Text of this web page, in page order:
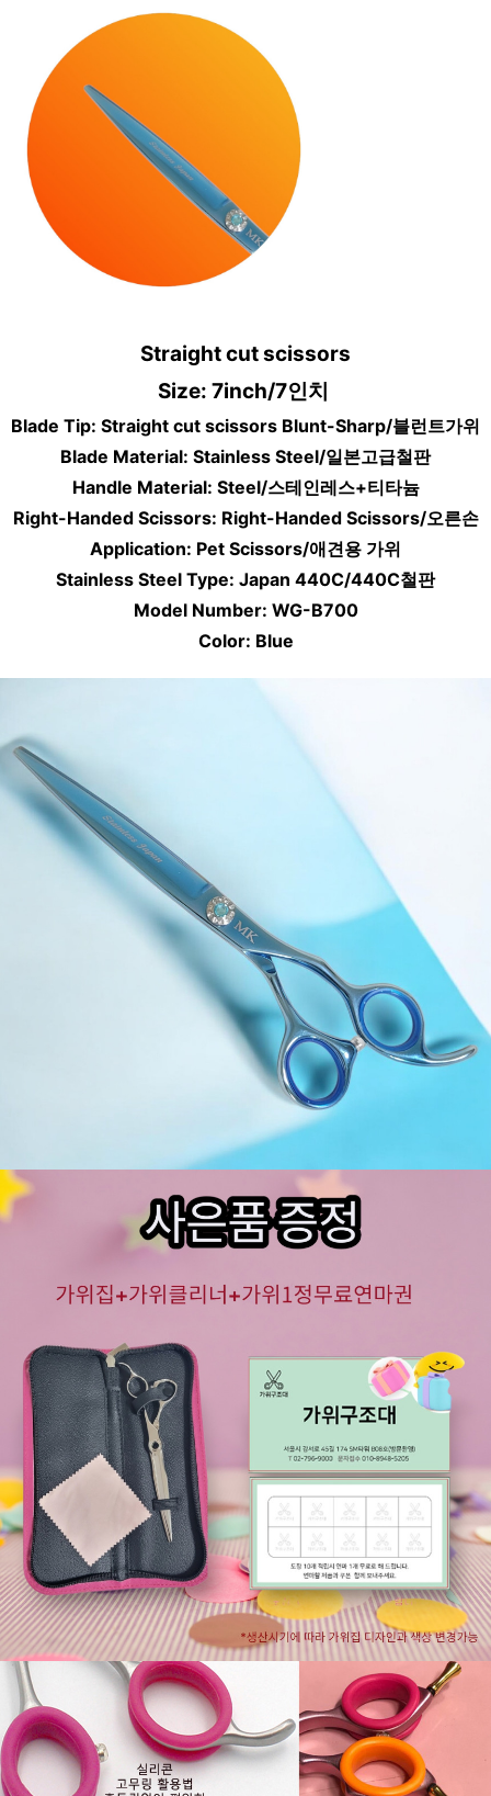
Straight cut scissors
Size: 7inch/7인치
Blade Tip: Straight cut scissors Blunt-Sharp/블런트가위
Blade Material: Stainless Steel/일본고급철판
Handle Material: Steel/스테인레스+티타늄
Right-Handed Scissors: Right-Handed Scissors/오른손
Application: Pet Scissors/애견용 가위
Stainless Steel Type: Japan 440C/440C철판
Model Number: WG-B700
Color: Blue